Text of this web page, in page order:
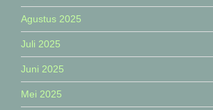
Agustus 2025
Juli 2025
Juni 2025
Mei 2025